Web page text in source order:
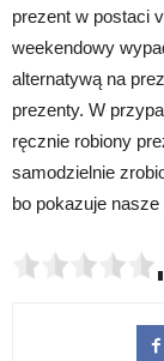
prezent w postaci
weekendowy
alternatywą na
prezenty. W
ręcznie robiony
samodzielnie
bo pokazuje